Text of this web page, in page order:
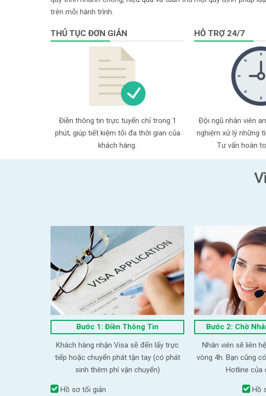
trên mỗi hành trình.
THỦ TỤC ĐƠN GIẢN
Điền thông tin trực tuyến chỉ trong 1
phút, giúp tiết kiệm tối đa thời gian của
khách hàng.
HỖ TRỢ 24/7
Đội ngũ nhân viên
nghiệm xử lý những
Tư vấn hoàn
Bước 1: Điền Thông Tin
Khách hàng nhận Visa sẽ đến lấy trực
tiếp hoặc chuyển phát tận tay (có phát
sinh thêm phí vận chuyển)
Bước 2: Chờ
Nhân viên sẽ liên
vòng 4h. Bạn cũng
Hotline của
Hồ sơ tối giản Hồ